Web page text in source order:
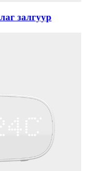
залгуур